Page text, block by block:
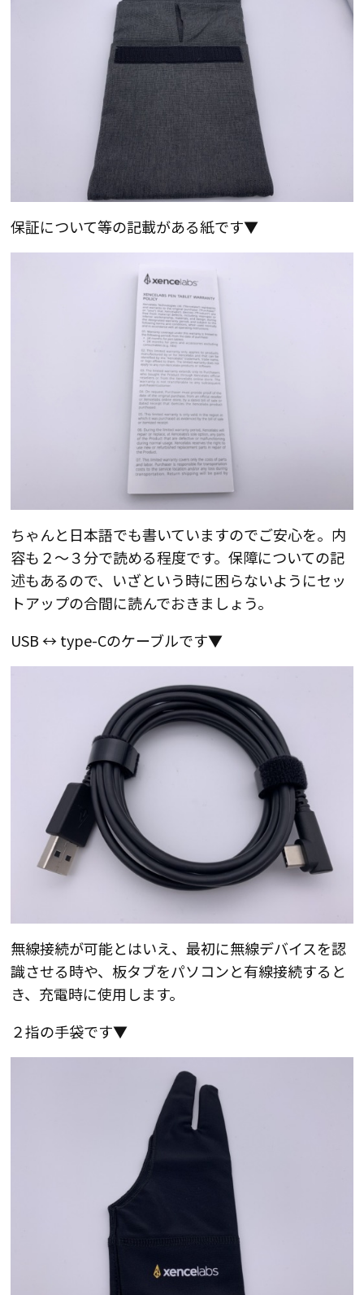
保証について等の記載がある紙です▼
ちゃんと日本語でも書いていますのでご安心を。内
容も２～３分で読める程度です。保障についての記
述もあるので、いざという時に困らないようにセッ
トアップの合間に読んでおきましょう。
USB ↔ type-Cのケーブルです▼
無線接続が可能とはいえ、最初に無線デバイスを認
識させる時や、板タブをパソコンと有線接続すると
き、充電時に使用します。
２指の手袋です▼